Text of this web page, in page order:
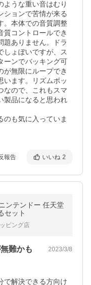
ような重い音はむり
ションで苦情が来る
。本体での音質調整
質コントロールでき
題ありません。ドラ
しょぼいですが、ス
ーンでバッキング可
が無限にループでき
います。リズムボッ
なので、これもスマ
製品になると思われ
のも気に入っていま
報告 いいね 2
ンテンドー 任天堂
セット
ピング店
難かも 2023/3/8
で解決できる方向け